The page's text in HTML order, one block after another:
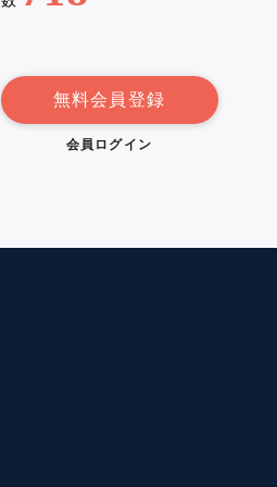
無料会員登録
会員ログイン